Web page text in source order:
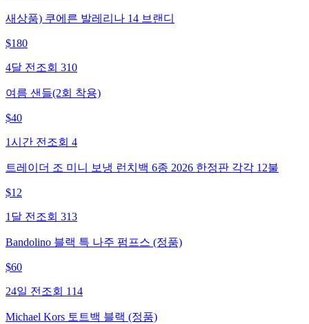
새상품) 쿠에른 발레리나 14 브랜디
$180
4달 전 조회 310
여름 샌들(2회 착용)
$40
1시간 전 조회 4
트레이더 조 미니 보냉 런치백 6종 2026 한정판 각각 12불
$12
1달 전 조회 313
Bandolino 블랙 특 나주 펌프스 (정품)
$60
24일 전 조회 114
Michael Kors 토트백 블랙 (정품)